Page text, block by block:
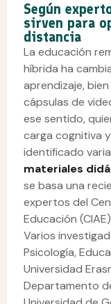
Según
sirven para
distancia
La educación
híbrida ha
aprendizaje,
cápsulas de
ese sentido,
carga cognitiva
identificado
materiales
se basa una
expertos del
Educación
Varios
Psicología,
Universidad
Departamento